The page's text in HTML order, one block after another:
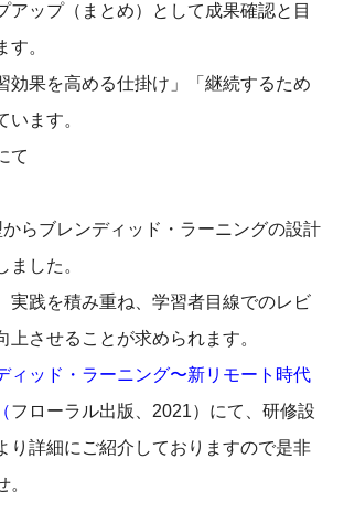
アップ（まとめ）として成果確認と目
。
効果を高める仕掛け」「継続するため
います。
て
らブレンディッド・ラーニングの設計
ました。
実践を積み重ね、学習者目線でのレビ
上させることが求められます。
ィッド・ラーニング〜新リモート時代
（フローラル出版、2021）にて、研修設
り詳細にご紹介しておりますので是非